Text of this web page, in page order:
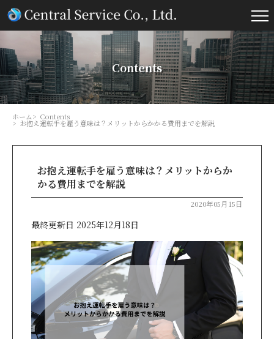
Contents
ホーム Contents
お抱え運転手を雇う意味は？メリットからかかる費用までを解説
お抱え運転手を雇う意味は？メリットからか
かる費用までを解説
2020年05月15日
最終更新日 2025年12月18日